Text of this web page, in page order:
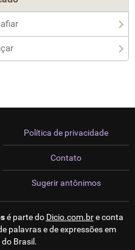
Política de privacidade
Contato
Sugerir antônimos
é parte do Dicio.com.bre conta
palavras e de expressões em
Brasil.